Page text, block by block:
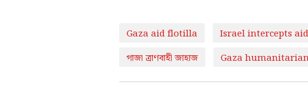
Gaza aid flotilla Israel intercepts
গাজা ত্রাণবাহী জাহাজ
Gaza